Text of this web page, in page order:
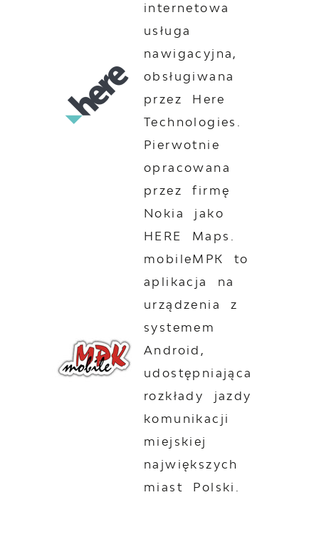
internetowa
usługa
nawigacyjna,
obsługiwana
przez Here
Technologies.
Pierwotnie
opracowana
przez firmę
Nokia jako
HERE Maps.
mobileMPK to
aplikacja na
urządzenia z
systemem
Android,
udostępniająca
rozkłady jazdy
komunikacji
miejskiej
największych
miast Polski.